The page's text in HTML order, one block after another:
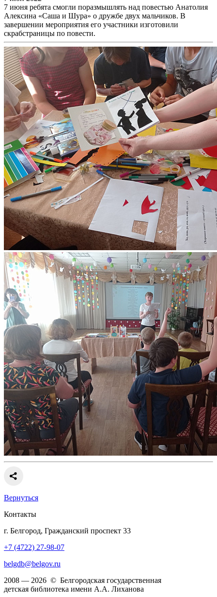
7 июня ребята смогли поразмышлять над повестью Анатолия
Алексина «Саша и Шура» о дружбе двух мальчиков. В
завершении мероприятия его участники изготовили
скрабстраницы по повести.
Вернуться
Контакты
г. Белгород, Гражданский проспект 33
+7 (4722) 27-98-07
belgdb@belgov.ru
2008 — 2026 © Белгородская государственная
детская библиотека имени А.А. Лиханова